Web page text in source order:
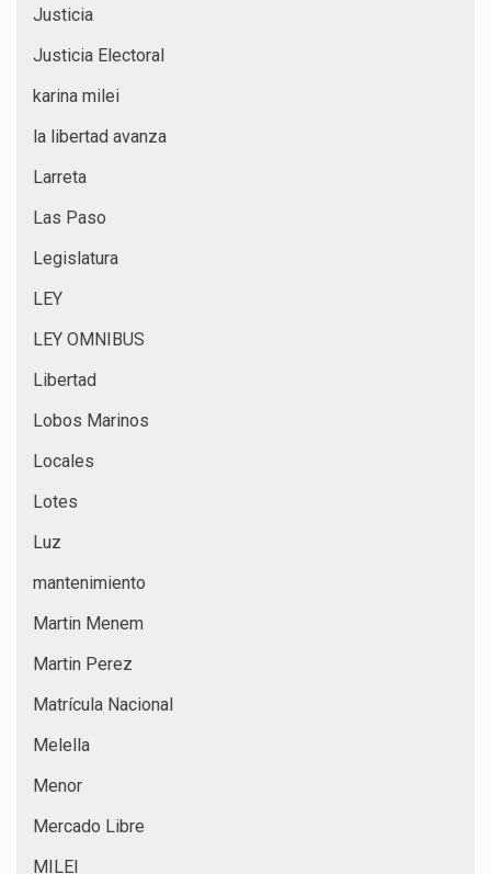
Justicia
Justicia Electoral
karina milei
la libertad avanza
Larreta
Las Paso
Legislatura
LEY
LEY OMNIBUS
Libertad
Lobos Marinos
Locales
Lotes
Luz
mantenimiento
Martin Menem
Martin Perez
Matrícula Nacional
Melella
Menor
Mercado Libre
MILEI